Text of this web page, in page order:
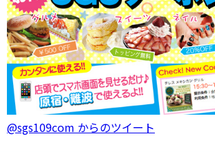
@sgs109com からのツイート